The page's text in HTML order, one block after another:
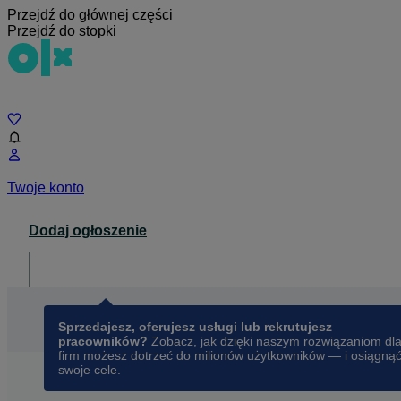
Przejdź do głównej części
Przejdź do stopki
Twoje konto
Dodaj ogłoszenie
Sprzedajesz, oferujesz usługi lub rekrutujesz
pracowników? Zobacz, jak dzięki naszym rozwiązaniom dla
firm możesz dotrzeć do milionów użytkowników — i osiągnąć
swoje cele.